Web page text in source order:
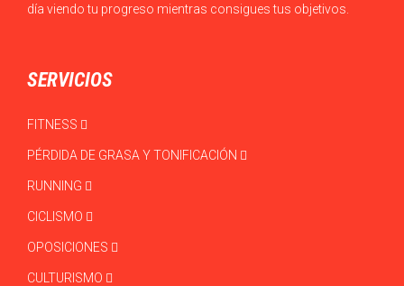
día viendo tu progreso mientras consigues tus objetivos.
SERVICIOS
FITNESS
PÉRDIDA DE GRASA Y TONIFICACIÓN
RUNNING
CICLISMO
OPOSICIONES
CULTURISMO